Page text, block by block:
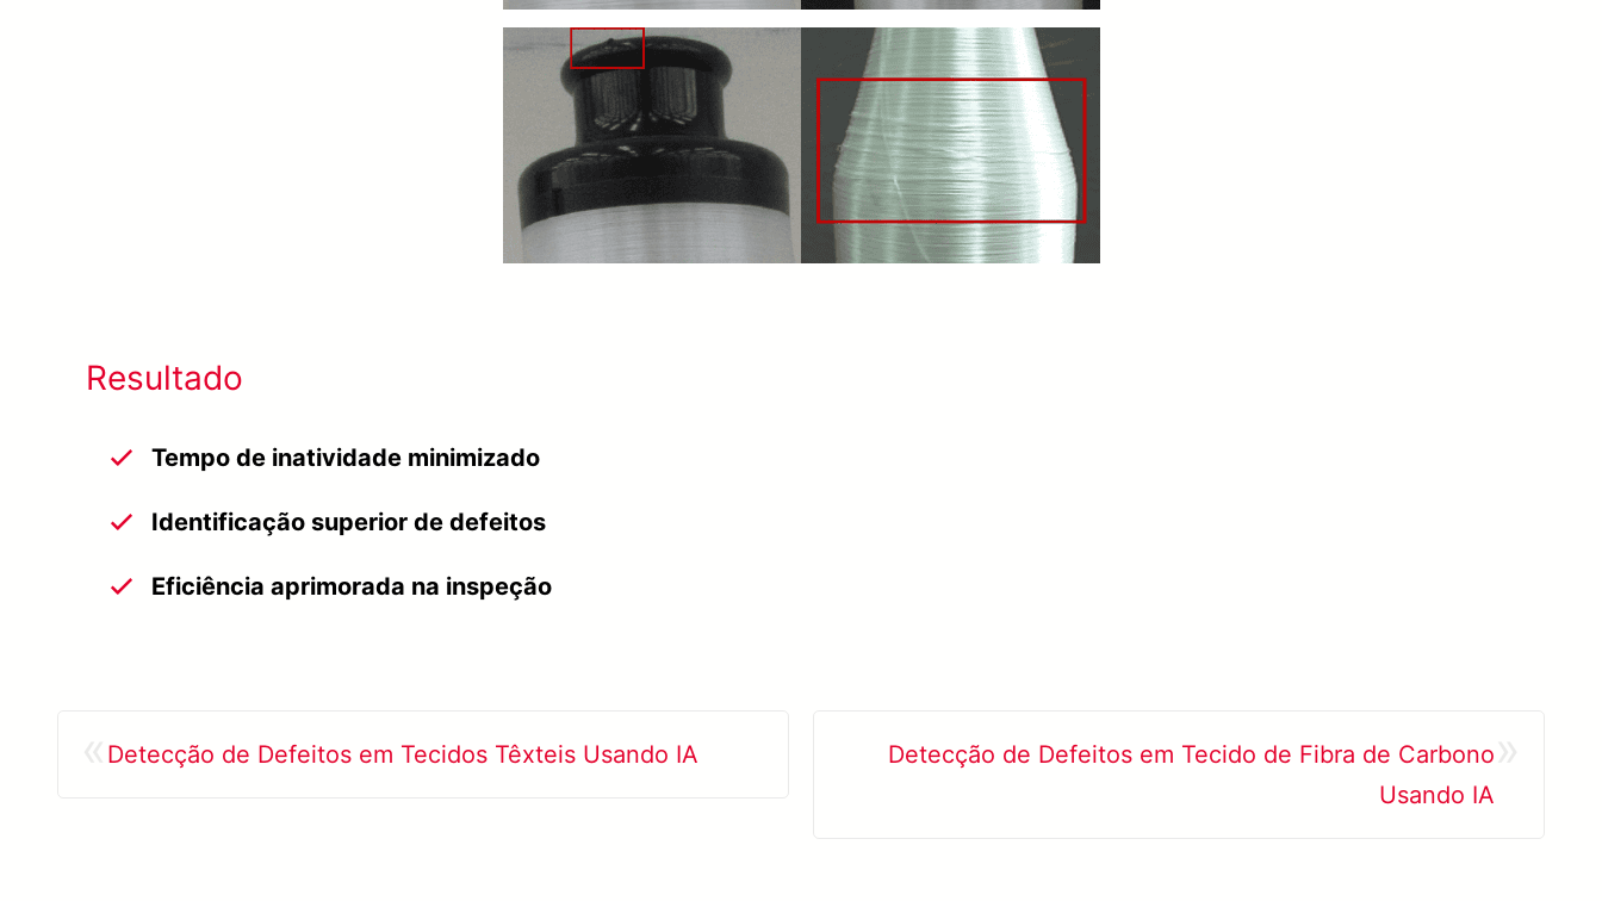
Resultado
Tempo de inatividade minimizado
Identificação superior de defeitos
Eficiência aprimorada na inspeção
Detecção de Defeitos em Tecidos Têxteis Usando IA
Detecção de Defeitos em Tecido de Fibra de Carbono
Usando IA